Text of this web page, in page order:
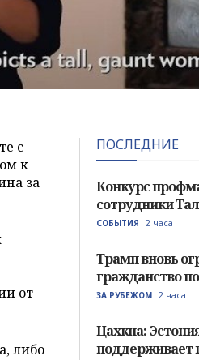
с
к
за
от
либо
ПОСЛЕДНИЕ
Конкурс
сотрудники
СОБЫТИЯ 2 часа
Трамп вновь
гражданство
ЗА РУБЕЖОМ 2 часа
Цахкна:
поддерживает